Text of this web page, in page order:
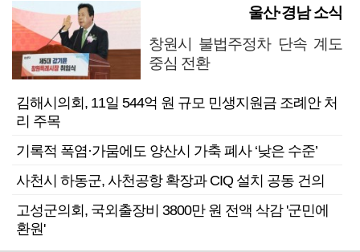
울산·경남 소식
창원시 불법주정차 단속 계도
중심 전환
김해시의회, 11일 544억 원 규모 민생지원금 조례안 처
리 주목
기록적 폭염·가뭄에도 양산시 가축 폐사 ‘낮은 수준’
사천시 하동군, 사천공항 확장과 CIQ 설치 공동 건의
고성군의회, 국외출장비 3800만 원 전액 삭감 '군민에
환원'